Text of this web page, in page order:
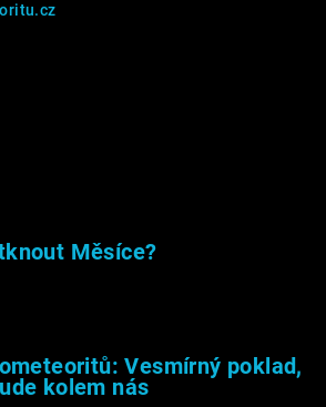
Měsíce?
Vesmírný poklad,
kolem nás